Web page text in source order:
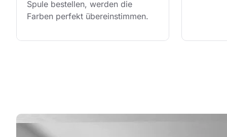
Spule bestellen, werden die
Farben perfekt übereinstimmen.